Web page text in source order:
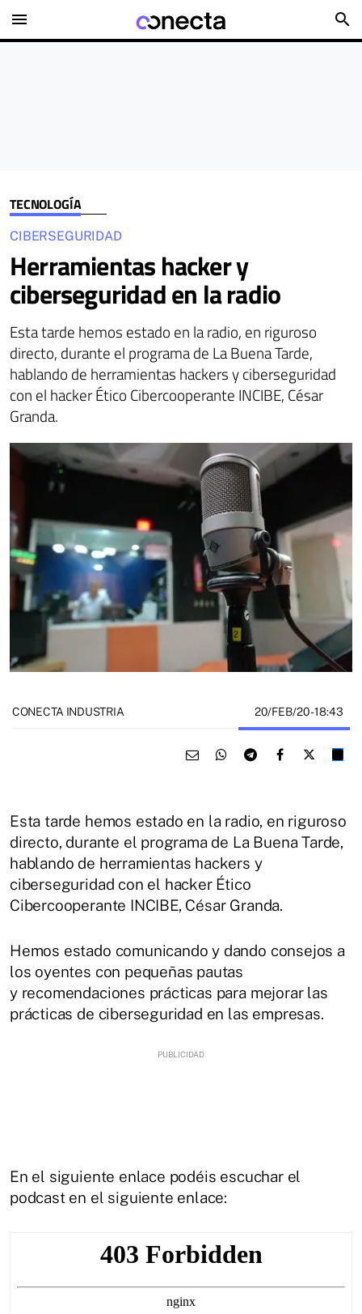
menu search
TECNOLOGÍA
CIBERSEGURIDAD
Herramientas hacker y
ciberseguridad en la radio
Esta tarde hemos estado en la radio, en riguroso
directo, durante el programa de La Buena Tarde,
hablando de herramientas hackers y ciberseguridad
con el hacker Ético Cibercooperante INCIBE, César
Granda.
CONECTA INDUSTRIA 20/FEB/20- 18:43
Esta tarde hemos estado en la radio, en riguroso
directo, durante el programa de La Buena Tarde,
hablando de herramientas hackers y
ciberseguridad con el hacker Ético
Cibercooperante INCIBE, César Granda.
Hemos estado comunicando y dando consejos a
los oyentes con pequeñas pautas
y recomendaciones prácticas para mejorar las
prácticas de ciberseguridad en las empresas.
En el siguiente enlace podéis escuchar el
podcast en el siguiente enlace: